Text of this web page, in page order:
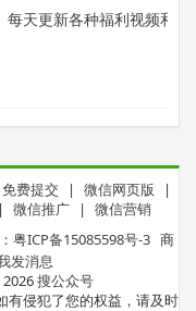
天更新各种福利视频和
免费提交 | 微信网页版
|
| 微信推广 |
微信营销
粤ICP备15085598号-3商
搜公众号
有侵犯了您的权益，请及时